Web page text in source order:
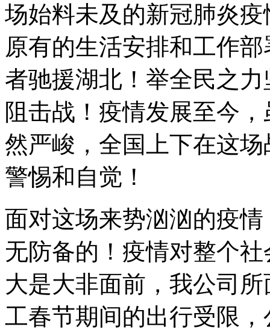
场始料未及的新冠肺炎
原有的生活安排和工作
者驰援湖北！举全民之
阻击战！疫情发展至今
然严峻，全国上下在这
警惕和自觉！
面对这场来势汹汹的疫
无防备的！疫情对整个
大是大非面前，我公司
工春节期间的出行受限